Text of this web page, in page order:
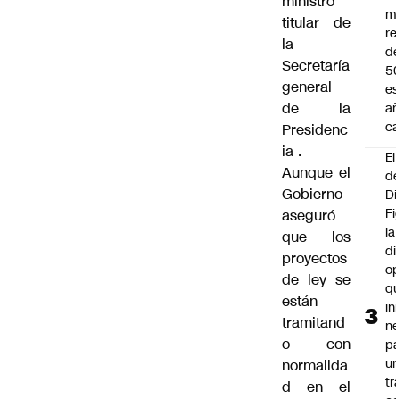
titular de
la
Secretaría
general
de la
Presidenc
ia .
Aunque el
Gobierno
aseguró
que los
proyectos
de ley se
están
tramitand
o con
normalida
d en el
la